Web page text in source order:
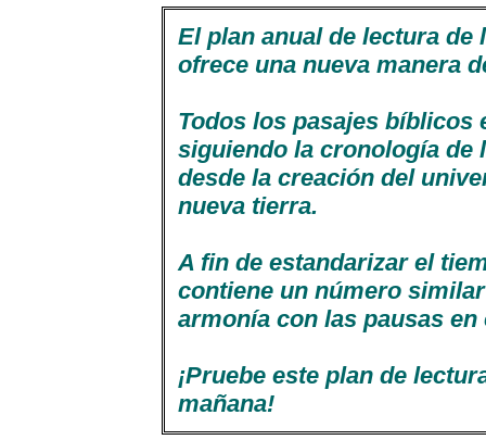
El plan anual de lectura
ofrece una nueva manera
Todos los pasajes bíblicos
siguiendo la cronología de
desde la creación del
nueva tierra.
A fin de estandarizar el
contiene un número
armonía con las pausas
¡Pruebe este plan de
mañana!